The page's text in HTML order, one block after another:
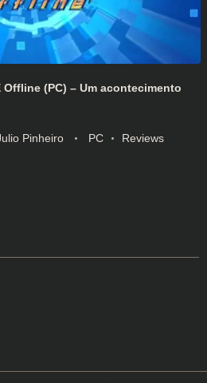
Offline (PC) – Um acontecimento
Pinheiro PC Reviews